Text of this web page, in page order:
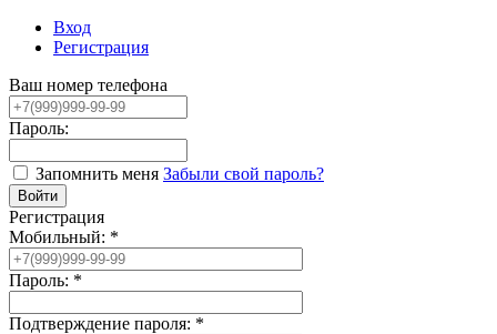
Вход
Регистрация
Ваш номер телефона
Пароль:
Запомнить меня Забыли свой пароль?
Регистрация
Мобильный: *
Пароль: *
Подтверждение пароля: *